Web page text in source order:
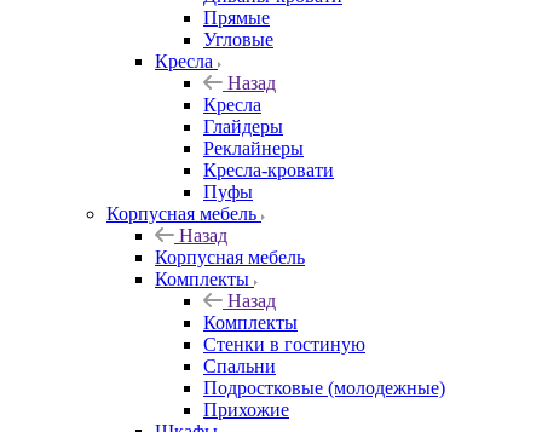
Прямые
Угловые
Кресла
Назад
Кресла
Глайдеры
Реклайнеры
Кресла-кровати
Пуфы
Корпусная мебель
Назад
Корпусная мебель
Комплекты
Назад
Комплекты
Стенки в гостиную
Спальни
Подростковые (молодежные)
Прихожие